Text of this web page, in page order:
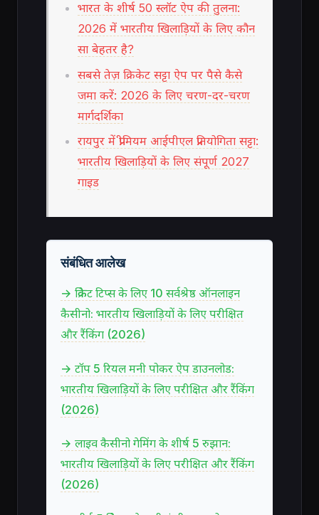
भारत के शीर्ष 50 स्लॉट ऐप की तुलना:
2026 में भारतीय खिलाड़ियों के लिए कौन
सा बेहतर है?
सबसे तेज़ क्रिकेट सट्टा ऐप पर पैसे कैसे
जमा करें: 2026 के लिए चरण-दर-चरण
मार्गदर्शिका
रायपुर में प्रीमियम आईपीएल प्रतियोगिता सट्टा:
भारतीय खिलाड़ियों के लिए संपूर्ण 2027
गाइड
संबंधित आलेख
→ क्रिकेट टिप्स के लिए 10 सर्वश्रेष्ठ ऑनलाइन
कैसीनो: भारतीय खिलाड़ियों के लिए परीक्षित
और रैंकिंग (2026)
→ टॉप 5 रियल मनी पोकर ऐप डाउनलोड:
भारतीय खिलाड़ियों के लिए परीक्षित और रैंकिंग
(2026)
→ लाइव कैसीनो गेमिंग के शीर्ष 5 रुझान:
भारतीय खिलाड़ियों के लिए परीक्षित और रैंकिंग
(2026)